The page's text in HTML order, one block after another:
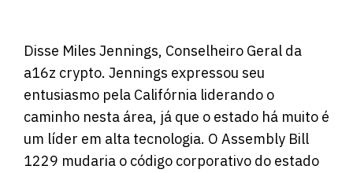
Disse Miles Jennings, Conselheiro Geral da
a16z crypto. Jennings expressou seu
entusiasmo pela Califórnia liderando o
caminho nesta área, já que o estado há muito é
um líder em alta tecnologia. O Assembly Bill
1229 mudaria o código corporativo do estado